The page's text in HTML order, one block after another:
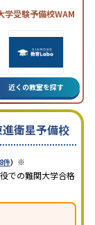
学受験予備校WAM
近くの教室を探す
衛星予備校
件） ※
での難関大学合格